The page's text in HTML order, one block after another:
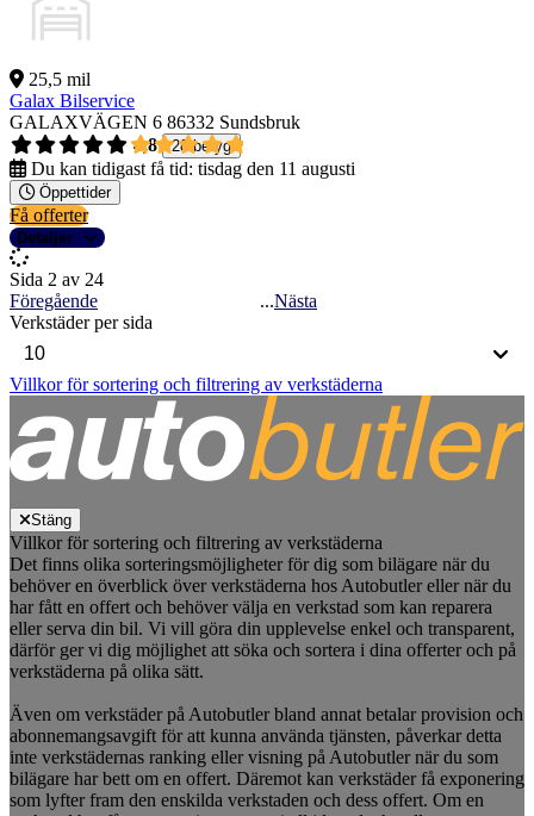
25,5 mil
Galax Bilservice
GALAXVÄGEN 6 86332 Sundsbruk
4,8
28 betyg
Du kan tidigast få tid: tisdag den 11 augusti
Öppettider
Få offerter
Detaljer
Sida 2 av 24
Föregående
...Nästa
Verkstäder per sida
Villkor för sortering och filtrering av verkstäderna
Stäng
Villkor för sortering och filtrering av verkstäderna
Det finns olika sorteringsmöjligheter för dig som bilägare när du
behöver en överblick över verkstäderna hos Autobutler eller när du
har fått en offert och behöver välja en verkstad som kan reparera
eller serva din bil. Vi vill göra din upplevelse enkel och transparent,
därför ger vi dig möjlighet att söka och sortera i dina offerter och på
verkstäderna på olika sätt.
Även om verkstäder på Autobutler bland annat betalar provision och
abonnemangsavgift för att kunna använda tjänsten, påverkar detta
inte verkstädernas ranking eller visning på Autobutler när du som
bilägare har bett om en offert. Däremot kan verkstäder få exponering
som lyfter fram den enskilda verkstaden och dess offert. Om en